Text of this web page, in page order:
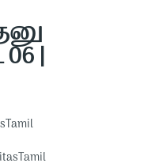
|